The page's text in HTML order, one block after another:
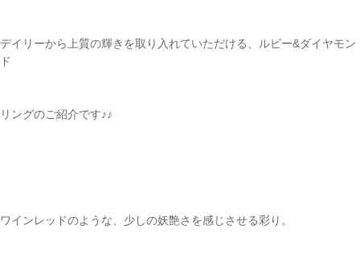
デイリーから上質の輝きを取り入れていただける、ルビー&ダイヤモン
ド
リングのご紹介です♪♪
ワインレッドのような、少しの妖艶さを感じさせる彩り。